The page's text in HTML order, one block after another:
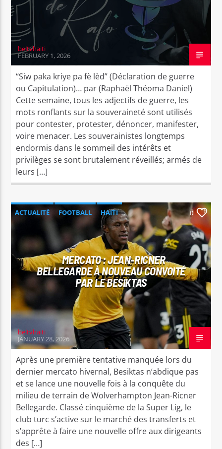
beltvhaiti
FEBRUARY 1, 2026
“Siw paka kriye pa fè lèd” (Déclaration de guerre
ou Capitulation)… par (Raphaël Théoma Daniel)
Cette semaine, tous les adjectifs de guerre, les
mots ronflants sur la souveraineté sont utilisés
pour contester, protester, dénoncer, manifester,
voire menacer. Les souverainistes longtemps
endormis dans le sommeil des intérêts et
privilèges se sont brutalement réveillés; armés de
leurs […]
ACTUALITÉ FOOTBALL
HAITI
INTERNATIONAL
SPORT
0
MERCATO : JEAN-RICNER
BELLEGARDE À NOUVEAU CONVOITÉ
PAR LE BESIKTAS
beltvhaiti
JANUARY 28, 2026
Après une première tentative manquée lors du
dernier mercato hivernal, Besiktas n’abdique pas
et se lance une nouvelle fois à la conquête du
milieu de terrain de Wolverhampton Jean-Ricner
Bellegarde. Classé cinquième de la Super Lig, le
club turc s’active sur le marché des transferts et
s’apprête à faire une nouvelle offre aux dirigeants
des […]